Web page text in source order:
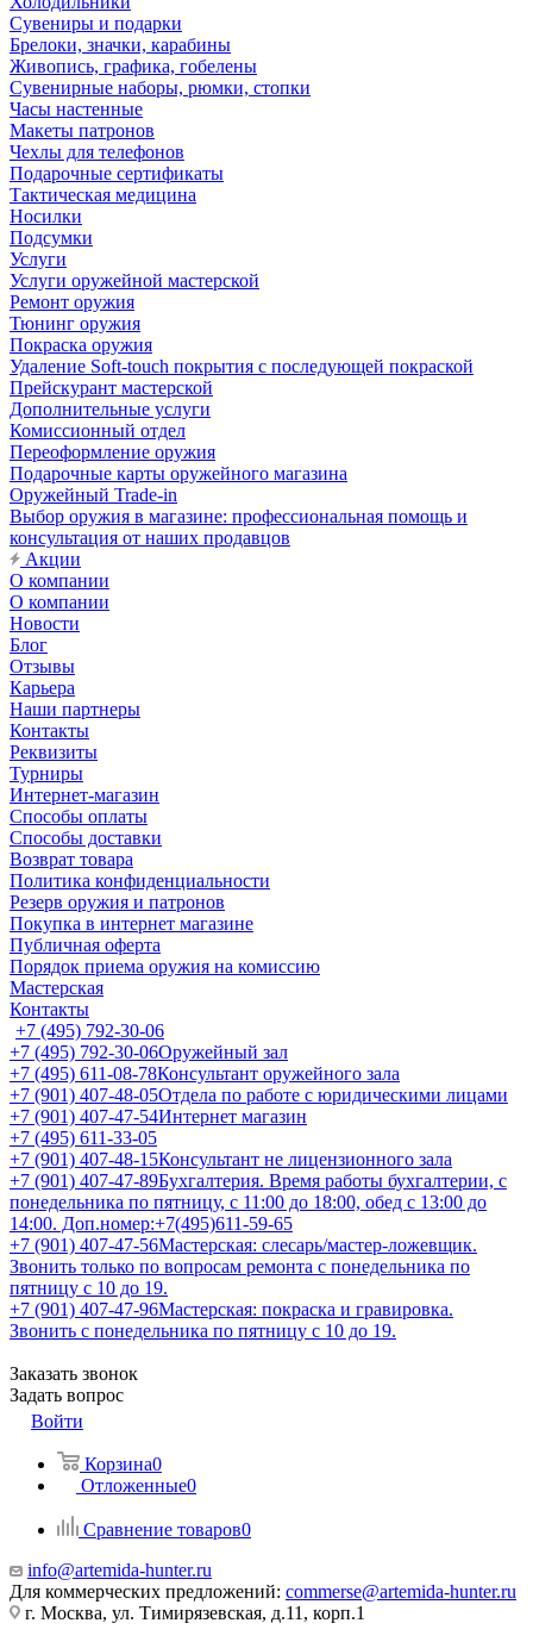
Сувениры и подарки
Брелоки, значки, карабины
Живопись, графика, гобелены
Сувенирные наборы, рюмки, стопки
Часы настенные
Макеты патронов
Чехлы для телефонов
Подарочные сертификаты
Тактическая медицина
Носилки
Подсумки
Услуги
Услуги оружейной мастерской
Ремонт оружия
Тюнинг оружия
Покраска оружия
Удаление Soft-touch покрытия с последующей покраской
Прейскурант мастерской
Дополнительные услуги
Комиссионный отдел
Переоформление оружия
Подарочные карты оружейного магазина
Оружейный Trade-in
Выбор оружия в магазине: профессиональная помощь и
консультация от наших продавцов
Акции
О компании
О компании
Новости
Блог
Отзывы
Карьера
Наши партнеры
Контакты
Реквизиты
Турниры
Интернет-магазин
Способы оплаты
Способы доставки
Возврат товара
Политика конфиденциальности
Резерв оружия и патронов
Покупка в интернет магазине
Публичная оферта
Порядок приема оружия на комиссию
Мастерская
Контакты
+7 (495) 792-30-06
+7 (495) 792-30-06Оружейный зал
+7 (495) 611-08-78Консультант оружейного зала
+7 (901) 407-48-05Отдела по работе с юридическими лицами
+7 (901) 407-47-54Интернет магазин
+7 (495) 611-33-05
+7 (901) 407-48-15Консультант не лицензионного зала
+7 (901) 407-47-89Бухгалтерия. Время работы бухгалтерии, с
понедельника по пятницу, с 11:00 до 18:00, обед с 13:00 до
14:00. Доп.номер:+7(495)611-59-65
+7 (901) 407-47-56Мастерская: слесарь/мастер-ложевщик.
Звонить только по вопросам ремонта с понедельника по
пятницу с 10 до 19.
+7 (901) 407-47-96Мастерская: покраска и гравировка.
Звонить с понедельника по пятницу с 10 до 19.
Заказать звонок
Задать вопрос
Войти
Корзина0
Отложенные0
Сравнение товаров0
info@artemida-hunter.ru
Для коммерческих предложений: commerse@artemida-hunter.ru
г. Москва, ул. Тимирязевская, д.11, корп.1